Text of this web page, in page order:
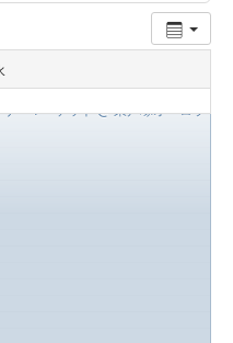
ーマーケット@ 東戸塚オーロラ